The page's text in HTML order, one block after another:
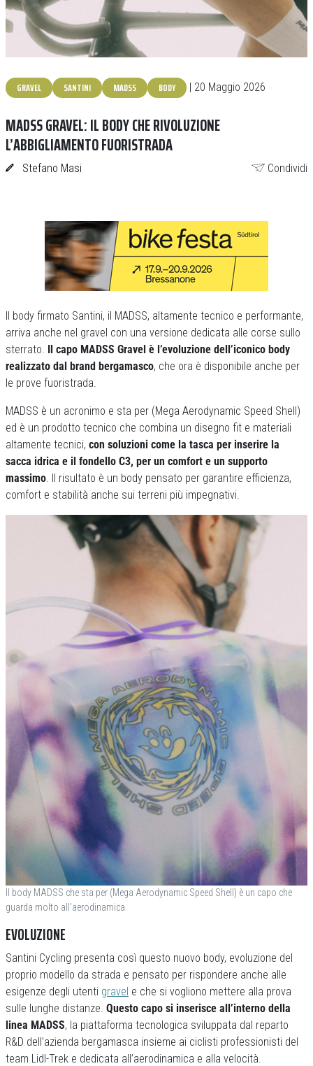
GRAVEL SANTINI MADSS BODY | 20 Maggio 2026
MADSS GRAVEL: IL BODY CHE RIVOLUZIONE
L’ABBIGLIAMENTO FUORISTRADA
Stefano Masi Condividi
Il body firmato Santini, il MADSS, altamente tecnico e performante,
arriva anche nel gravel con una versione dedicata alle corse sullo
sterrato. Il capo MADSS Gravel è l’evoluzione dell’iconico body
realizzato dal brand bergamasco, che ora è disponibile anche per
le prove fuoristrada.
MADSS è un acronimo e sta per (Mega Aerodynamic Speed Shell)
ed è un prodotto tecnico che combina un disegno fit e materiali
altamente tecnici, con soluzioni come la tasca per inserire la
sacca idrica e il fondello C3, per un comfort e un supporto
massimo. Il risultato è un body pensato per garantire efficienza,
comfort e stabilità anche sui terreni più impegnativi.
Il body MADSS che sta per (Mega Aerodynamic Speed Shell) è un capo che
guarda molto all’aerodinamica
EVOLUZIONE
Santini Cycling presenta così questo nuovo body, evoluzione del
proprio modello da strada e pensato per rispondere anche alle
esigenze degli utenti gravel e che si vogliono mettere alla prova
sulle lunghe distanze. Questo capo si inserisce all’interno della
linea MADSS, la piattaforma tecnologica sviluppata dal reparto
R&D dell’azienda bergamasca insieme ai ciclisti professionisti del
team Lidl-Trek e dedicata all’aerodinamica e alla velocità.